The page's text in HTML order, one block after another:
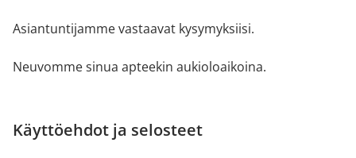
Asiantuntijamme vastaavat kysymyksiisi.
Neuvomme sinua apteekin aukioloaikoina.
Käyttöehdot ja selosteet